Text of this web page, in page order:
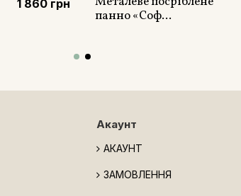
1 860 грн
панно «Соф...
Акаунт
АКАУНТ
ЗАМОВЛЕННЯ